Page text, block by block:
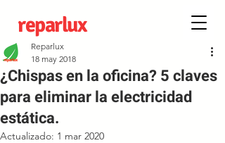
reparlux
¿Chispas en la oficina? 5 claves
para eliminar la electricidad
estática.
Reparlux
18 may 2018
Actualizado: 1 mar 2020